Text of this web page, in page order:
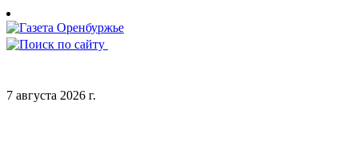
Skip
to
content
7 августа 2026 г.